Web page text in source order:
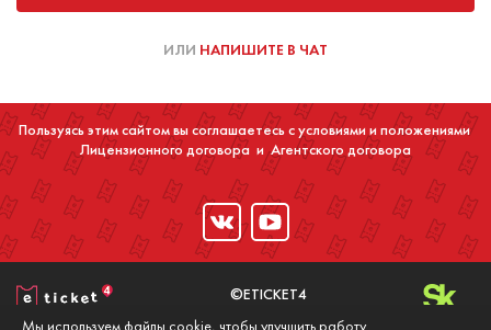
ИЛИ НАПИШИТЕ В ЧАТ
Пользуясь этим сайтом вы соглашаетесь с условиями и положениями
Лицензионного договора иАгентского договора
©ETICKET4
Мы используем файлы cookie, чтобы улучшить работу